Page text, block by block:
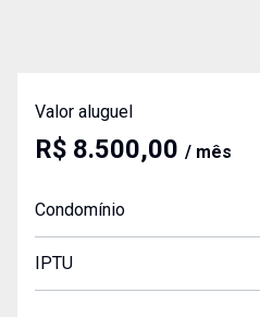
Valor aluguel
R$ 8.500,00 / mês
Condomínio
IPTU